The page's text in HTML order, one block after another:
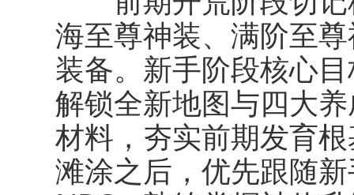
海至尊神装、满阶至
装备。新手阶段核心
解锁全新地图与四大
材料，夯实前期发育
滩涂之后，优先跟随